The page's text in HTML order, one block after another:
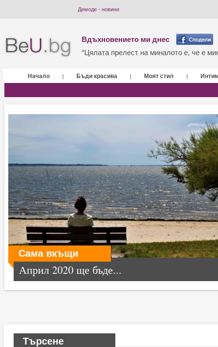
Демоде - новини
Вдъхновението ми днес
“Цялата прелест на миналото е, че е
Начало | Бъди красива | Моят стил |
Сама вкъщи
Април 2020 ще бъде...
Търсене